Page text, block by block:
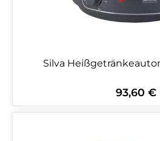
Silva
Regulärer
93,60 €